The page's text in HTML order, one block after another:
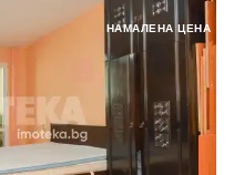
НАМАЛЕНА ЦЕНА